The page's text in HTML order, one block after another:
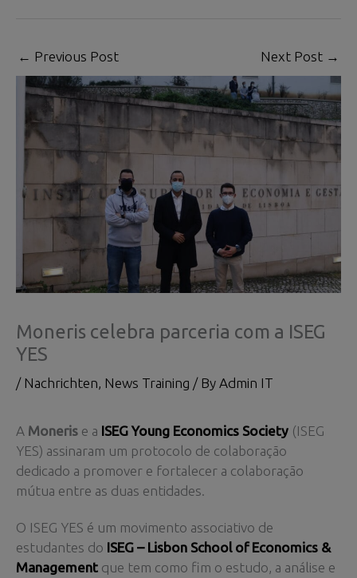
← Previous Post Next Post →
Moneris celebra parceria com a ISEG
YES
/ Nachrichten, News Training / By Admin IT
A Moneris e a ISEG Young Economics Society (ISEG
YES) assinaram um protocolo de colaboração
dedicado a promover e fortalecer a colaboração
mútua entre as duas entidades.
O ISEG YES é um movimento associativo de
estudantes do ISEG – Lisbon School of Economics &
Management que tem como fim o estudo, a análise e